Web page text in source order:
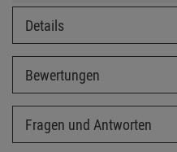
Details
Bewertungen
Fragen und Antworten